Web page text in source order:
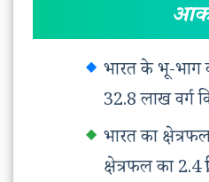
भारत के भू-
32.8 लाख वर्ग
भारत का
क्षेत्रफल का 2.4